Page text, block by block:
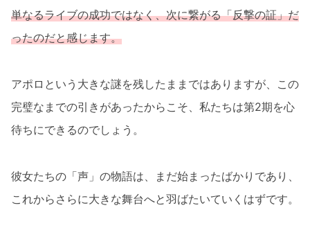
単なるライブの成功ではなく、次に繋がる「反撃の証」だ
ったのだと感じます。
アポロという大きな謎を残したままではありますが、この
完璧なまでの引きがあったからこそ、私たちは第2期を心
待ちにできるのでしょう。
彼女たちの「声」の物語は、まだ始まったばかりであり、
これからさらに大きな舞台へと羽ばたいていくはずです。